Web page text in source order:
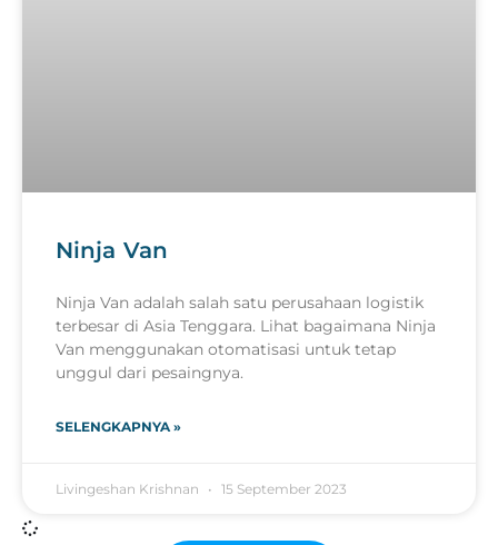
Ninja Van
Ninja Van adalah salah satu perusahaan logistik
terbesar di Asia Tenggara. Lihat bagaimana Ninja
Van menggunakan otomatisasi untuk tetap
unggul dari pesaingnya.
SELENGKAPNYA »
Livingeshan Krishnan 15 September 2023